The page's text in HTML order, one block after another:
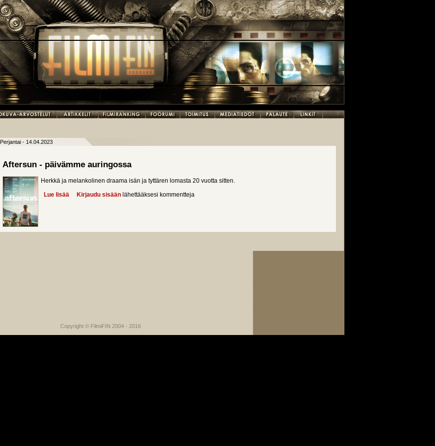
Perjantai - 14.04.2023
Aftersun - päivämme auringossa
Herkkä ja melankolinen draama isän ja tyttären lomasta 20 vuotta sitten.
Lue lisää about Aftersun - päivämme auringossa
Kirjaudu sisään lähettääksesi kommentteja
Copyright © FilmiFIN 2004 - 2016